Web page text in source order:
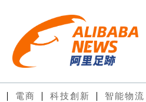
電商 科技創新 智能物流